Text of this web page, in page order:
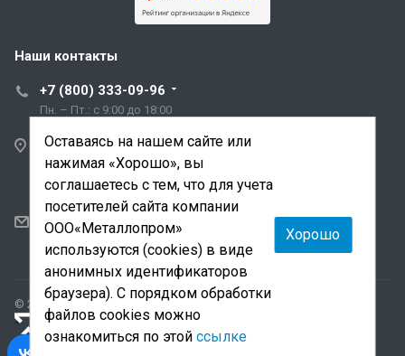
Наши контакты
+7 (800) 333-09-96
Пн. – Пт.: с 9:00 до 18:00
Санкт-Петербург,
ул. Трефолева, д.2
лит. АБ
sale@mmetalloprom.ru
snab@mmetalloprom.ru
© 2026 Все права защищены.
«Лидер поиска»— продвижение сайта и поддержка
Оставаясь на нашем сайте или
нажимая «Хорошо», вы
соглашаетесь с тем, что для учета
посетителей сайта компании
ООО«Металлопром»
используются (cookies) в виде
анонимных идентификаторов
браузера). С порядком обработки
файлов cookies можно
ознакомиться по этой ссылке
Хорошо